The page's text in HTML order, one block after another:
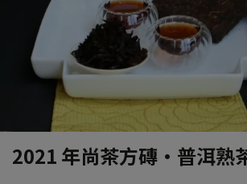
2021 年尚茶方磚·普洱熟